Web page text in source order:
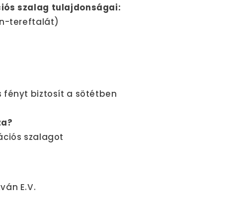
szalag tulajdonságai:
tereftalát)
fényt biztosít a sötétben
szalagot
E.V.